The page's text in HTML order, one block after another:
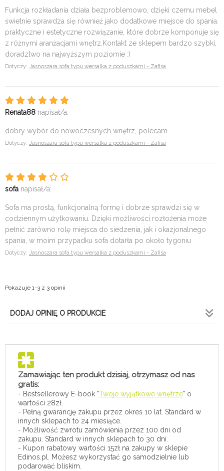
Funkcja rozkładania działa bezproblemowo, dzięki czemu mebel
świetnie sprawdza się również jako dodatkowe miejsce do spania.
praktyczne i estetyczne rozwiązanie, które dobrze komponuje się
z różnymi aranżacjami wnętrz.Kontakt ze sklepem bardzo szybki,
doradztwo na najwyższym poziomie :)
Dotyczy: Jasnoszara sofa typu wersalka z poduszkami - Zafisa
Renata88 napisał/a:
dobry wybór do nowoczesnych wnętrz, polecam
Dotyczy: Jasnoszara sofa typu wersalka z poduszkami - Zafisa
sofa napisał/a:
Sofa ma prostą, funkcjonalną formę i dobrze sprawdzi się w
codziennym użytkowaniu. Dzięki możliwości rozłożenia może
pełnić zarówno rolę miejsca do siedzenia, jak i okazjonalnego
spania, w moim przypadku sofa dotarła po około tygoniu
Dotyczy: Jasnoszara sofa typu wersalka z poduszkami - Zafisa
Pokazuje 1-3 z 3 opinii
DODAJ OPINIĘ O PRODUKCIE
Zamawiając ten produkt dzisiaj, otrzymasz od nas
gratis:
- Bestsellerowy E-book "Twoje wyjątkowe wnętrze" o
wartości 28zł.
- Pełną gwarancję zakupu przez okres 10 lat. Standard w
innych sklepach to 24 miesiące.
- Możliwość zwrotu zamówienia przez 100 dni od
zakupu. Standard w innych sklepach to 30 dni.
- Kupon rabatowy wartości 15zł na zakupy w sklepie
Edinos.pl. Możesz wykorzystać go samodzielnie lub
podarować bliskim.